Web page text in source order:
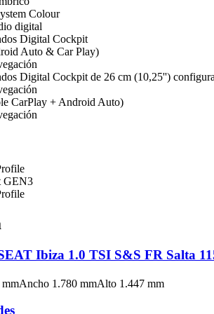
Colour
digital
Digital Cockpit
Auto & Car Play)
Digital Cockpit de 26 cm (10,25'')
CarPlay + Android Auto)
GEN3
Ibiza 1.0 TSI S&S FR Salta
Ancho 1.780 mmAlto 1.447 mm